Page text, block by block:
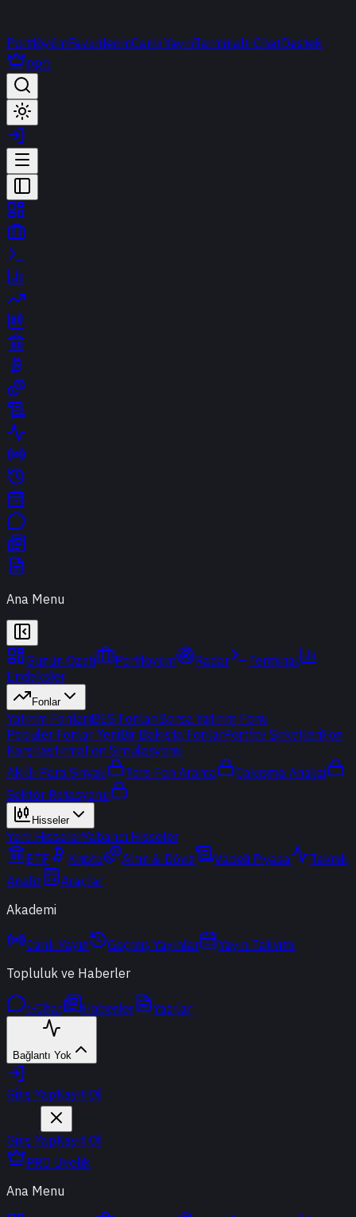
PortföyümFavorilerimCanlı YayınTerminalt-ChatDestek
PRO
Ana Menu
Günün Özeti Portföyüm Radar
Terminal
Endeksler
Fonlar
Yatırım FonlarıBES FonlarıBorsa Yatırım Fonu
Popüler Fonlar YeniBir Bakışta FonlarPortföy ŞirketleriFon
KarşılaştırmaFon Simülasyonu
Akıllı Para Sinyali
Ters Fon Arama
Çakışma Analizi
Sektör Rotasyonu
Hisseler
Yerli HisselerYabancı Hisseler
ETF
Kripto Altın & Döviz Vadeli Piyasa
Teknik
Analiz
Araçlar
Akademi
Canlı Yayın Geçmiş Yayınlar
Yayın Takvimi
Topluluk ve Haberler
t-Chat Haberler Yazılar
Bağlantı Yok
Giriş YapKayıt Ol
Giriş YapKayıt Ol
PRO Üyelik
Ana Menu